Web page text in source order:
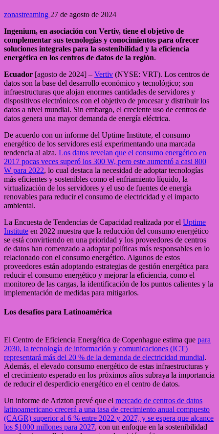
zonastreaming 27 de agosto de 2024
Ingenium, en asociación con Vertiv, tiene el objetivo de
complementar sus tecnologías y conocimientos para ofrecer
soluciones integrales para la sostenibilidad y la eficiencia
energética en los centros de datos de la región.
Ecuador [agosto de 2024] – Vertiv (NYSE: VRT). Los centros de
datos son la base del desarrollo económico y tecnológico; son
infraestructuras que alojan enormes cantidades de servidores y
dispositivos electrónicos con el objetivo de procesar y distribuir los
datos a nivel mundial. Sin embargo, el creciente uso de centros de
datos genera una mayor demanda de energía eléctrica.
De acuerdo con un informe del Uptime Institute, el consumo
energético de los servidores está experimentando una marcada
tendencia al alza. Los datos revelan que el consumo energético en
2017 pocas veces superó los 300 W, pero este aumentó a casi 800
W para 2022, lo cual destaca la necesidad de adoptar tecnologías
más eficientes y sostenibles como el enfriamiento líquido, la
virtualización de los servidores y el uso de fuentes de energía
renovables para reducir el consumo de electricidad y el impacto
ambiental.
La Encuesta de Tendencias de Capacidad realizada por el Uptime
Institute en 2022 muestra que la reducción del consumo energético
se está convirtiendo en una prioridad y los proveedores de centros
de datos han comenzado a adoptar políticas más responsables en lo
relacionado con el consumo energético. Algunos de estos
proveedores están adoptando estrategias de gestión energética para
reducir el consumo energético y mejorar la eficiencia, como el
monitoreo de las cargas, la identificación de los puntos calientes y la
implementación de medidas para mitigarlos.
Los desafíos para Latinoamérica
El Centro de Eficiencia Energética de Copenhague estima que para
2030, la tecnología de información y comunicaciones (ICT)
representará más del 20 % de la demanda de electricidad mundial.
Además, el elevado consumo energético de estas infraestructuras y
el crecimiento esperado en los próximos años subraya la importancia
de reducir el desperdicio energético en el centro de datos.
Un informe de Arizton prevé que el mercado de centros de datos
latinoamericano crecerá a una tasa de crecimiento anual compuesto
(CAGR) superior al 6 % entre 2022 y 2027, y se espera que alcance
los $1000 millones para 2027, con un enfoque en la sostenibilidad